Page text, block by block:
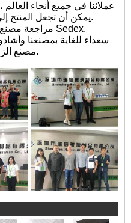
عملائنا في جميع أنحاء
يمكن أن تجعل المنتج إلى أسرع سرعة للوصول إلى يديك.
مصنع الزجاج الأكثر رقة ونظيفة الذي زاره.